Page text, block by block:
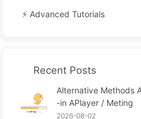
⚡️ Advanced Tutorials
Recent Posts
Alternative Methods
-in APlayer / Meting
2026-08-02